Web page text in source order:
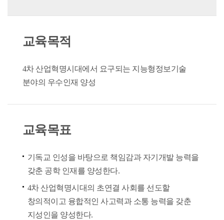
교육목적
4차 산업혁명시대에서 요구되는 지능형정보기술
분야의 우수인재 양성
교육목표
기독교 인성을 바탕으로 책임감과 자기개발 능력을
갖춘 공학 인재를 양성한다.
4차 산업혁명시대의 초연결 사회를 선도할
창의적이고 융합적인 사고력과 소통 능력을 갖춘
지성인을 양성한다.